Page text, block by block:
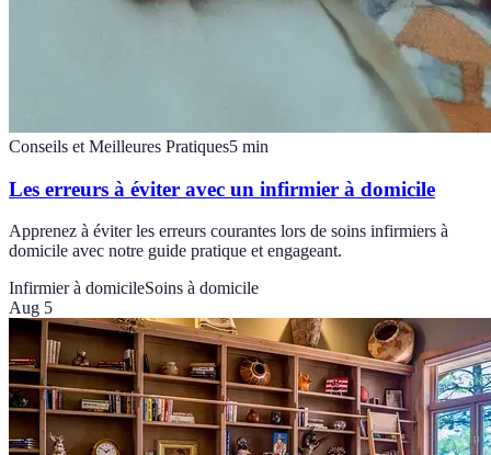
Conseils et Meilleures Pratiques5 min
Les erreurs à éviter avec un infirmier à domicile
Apprenez à éviter les erreurs courantes lors de soins infirmiers à
domicile avec notre guide pratique et engageant.
Infirmier à domicileSoins à domicile
Aug 5